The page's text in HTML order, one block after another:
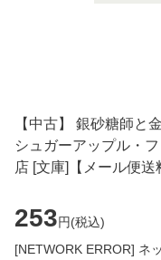
【中古】 銀砂糖師と
シュガーアップル・
店 [文庫]【メール便送
253円(税込)
[NETWORK ERROR] ネ